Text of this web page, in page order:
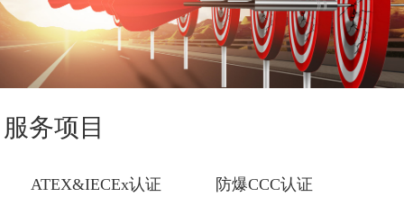
服务项目
ATEX&IECEx认证 防爆CCC认证